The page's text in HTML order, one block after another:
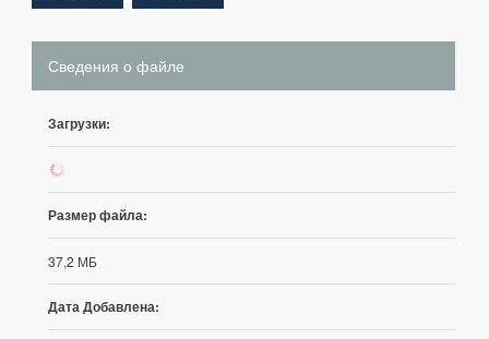
Сведения о файле
Загрузки:
323
Размер файла:
37,2 МБ
Дата Добавлена: